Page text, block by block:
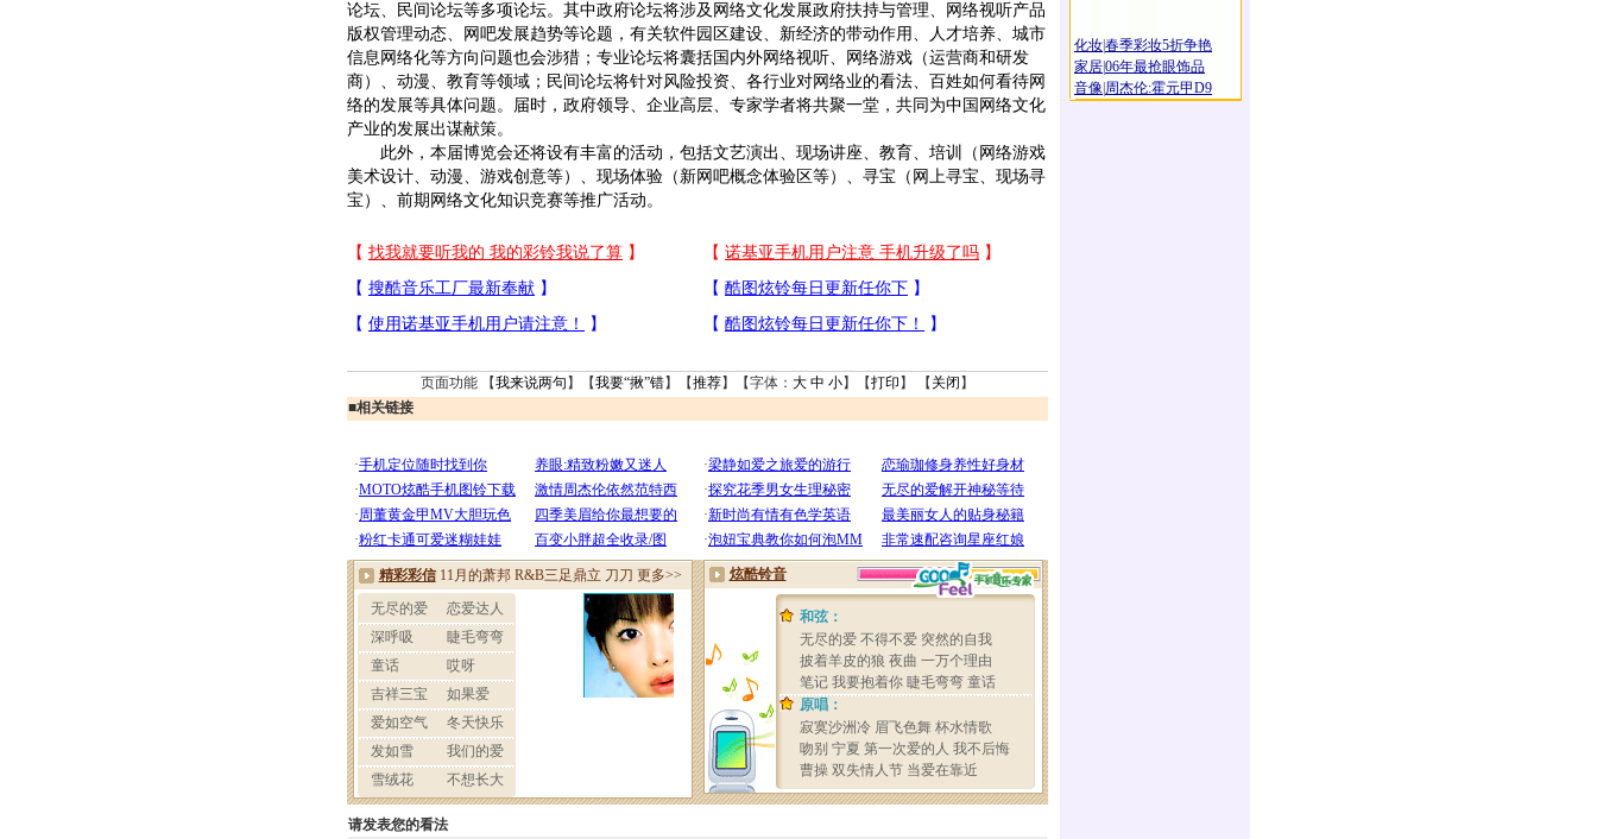
论坛、民间论坛等多项论坛。其中政府论坛将涉及网络文化发展政府扶持与管理、网络视听产品
版权管理动态、网吧发展趋势等论题，有关软件园区建设、新经济的带动作用、人才培养、城市
信息网络化等方向问题也会涉猎；专业论坛将囊括国内外网络视听、网络游戏（运营商和研发
商）、动漫、教育等领域；民间论坛将针对风险投资、各行业对网络业的看法、百姓如何看待网
络的发展等具体问题。届时，政府领导、企业高层、专家学者将共聚一堂，共同为中国网络文化
产业的发展出谋献策。
此外，本届博览会还将设有丰富的活动，包括文艺演出、现场讲座、教育、培训（网络游戏
美术设计、动漫、游戏创意等）、现场体验（新网吧概念体验区等）、寻宝（网上寻宝、现场寻
宝）、前期网络文化知识竞赛等推广活动。
页面功能 【我来说两句 】【我要“揪”错】【推荐】【字体： 大 中 小】【打印 】 【 关闭 】
■相关链接
请发表您的看法
化妆春季彩妆5折争艳
家居06年最抢眼饰品
音像 周杰伦:霍元甲D9